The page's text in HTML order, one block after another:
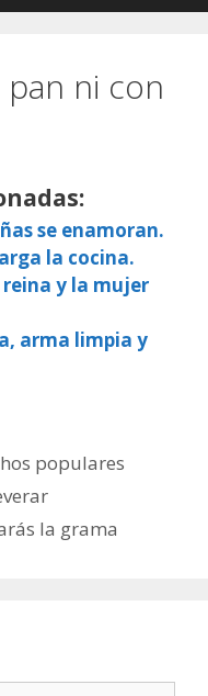
ni con
se enamoran.
la cocina.
reina y la mujer
arma limpia y
populares
la grama